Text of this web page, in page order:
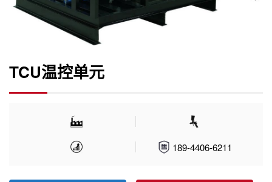
TCU温控单元
189-4406-6211